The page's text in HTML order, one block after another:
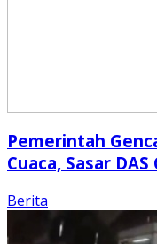
Pemerintah
Cuaca, Sasar
Berita